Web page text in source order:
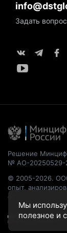
Задать
Решение
№ АО-20250529-
© 2005-2026. ООО
опыт,
обрабатывались,
Русский
Мы
полезное и